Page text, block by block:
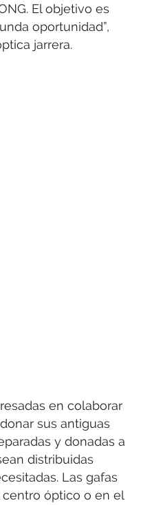
El objetivo es
oportunidad”,
jarrera.
en colaborar
sus antiguas
y donadas a
distribuidas
Las gafas
óptico o en el